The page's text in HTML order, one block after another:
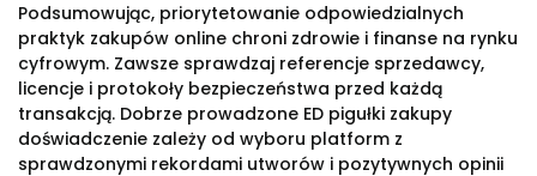
Podsumowując, priorytetowanie odpowiedzialnych
praktyk zakupów online chroni zdrowie i finanse na rynku
cyfrowym. Zawsze sprawdzaj referencje sprzedawcy,
licencje i protokoły bezpieczeństwa przed każdą
transakcją. Dobrze prowadzone ED pigułki zakupy
doświadczenie zależy od wyboru platform z
sprawdzonymi rekordami utworów i pozytywnych opinii